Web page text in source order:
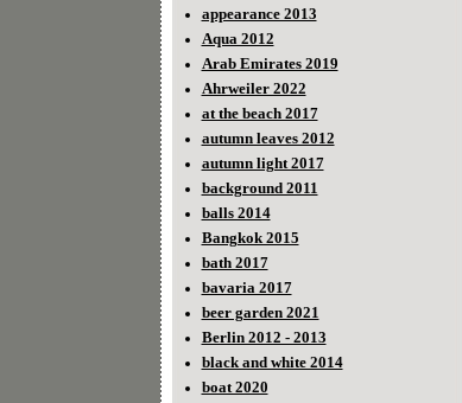
appearance 2013
Aqua 2012
Arab Emirates 2019
Ahrweiler 2022
at the beach 2017
autumn leaves 2012
autumn light 2017
background 2011
balls 2014
Bangkok 2015
bath 2017
bavaria 2017
beer garden 2021
Berlin 2012 - 2013
black and white 2014
boat 2020